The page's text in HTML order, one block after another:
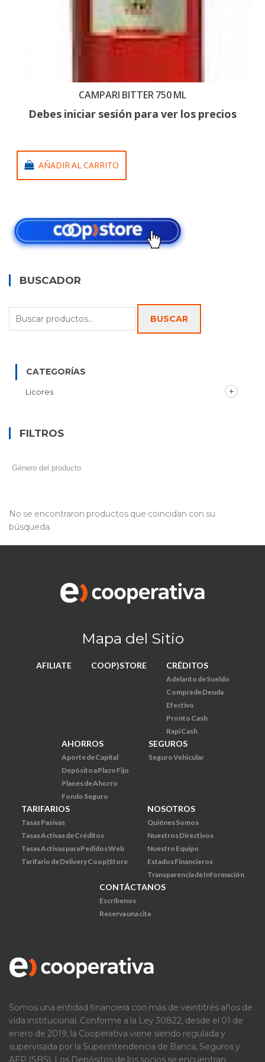
CAMPARI BITTER 750 ML
Debes iniciar sesión para ver los precios
AÑADIR AL CARRITO
No se encontraron productos que coincidan con su
búsqueda.
BUSCADOR
Buscar
por:
BUSCAR
CATEGORÍAS
Licores
FILTROS
Mapa del Sitio
AFILIATE COOP)STORE CRÉDITOS
Adelanto de Sueldo
Compra de Deuda
Efectivo
Pronto Cash
Rapi Cash
AHORROS
Aporte de Capital
Depósito a Plazo Fijo
Planes de Ahorro
Fondo Seguro
SEGUROS
Seguro Vehicular
TARIFARIOS
Tasas Pasivas
Tasas Activas de Créditos
Tasas Activas para Pedidos Web
Tarifario de Delivery Coop)Store
NOSOTROS
Quiénes Somos
Nuestros Directivos
Nuestro Equipo
Estados Financieros
Transparencia de Información
CONTÁCTANOS
Escríbenos
Reserva una cita
Somos una entidad financiera con más de veintitrés años de
vida institucional. Conforme a la Ley 30822, desde el 01 de
enero de 2019, la Cooperativa viene siendo regulada y
supervisada por la Superintendencia de Banca, Seguros y
AFP (SBS). Los Depósitos de los socios se encuentran